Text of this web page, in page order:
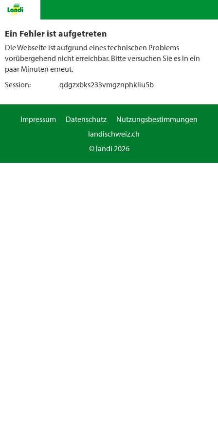
Ein Fehler ist aufgetreten
Die Webseite ist aufgrund eines technischen Problems
vorübergehend nicht erreichbar. Bitte versuchen Sie es in ein
paar Minuten erneut.
Session:
qdgzxbks233vmgznphkiiu5b
Impressum Datenschutz
Nutzungsbestimmungen
landischweiz.ch
© landi 2026